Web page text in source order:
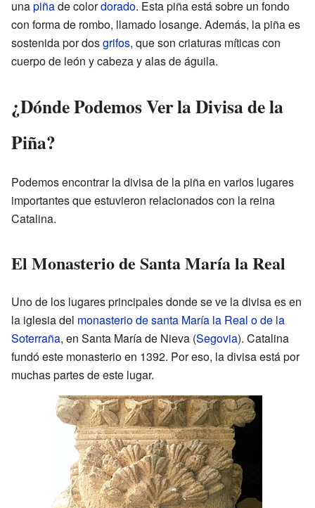
unapiñade colordorado. Esta piña está sobre un fondo
con forma de rombo, llamado losange. Además, la piña es
sostenida por dosgrifos, que son criaturas míticas con
cuerpo de león y cabeza y alas de águila.
¿Dónde Podemos Ver la Divisa de la
Piña?
Podemos encontrar la divisa de la piña en varios lugares
importantes que estuvieron relacionados con la reina
Catalina.
El Monasterio de Santa María la Real
Uno de los lugares principales donde se ve la divisa es en
la iglesia del monasterio de santa María la Real o de la
Soterraña, en Santa María de Nieva (Segovia). Catalina
fundó este monasterio en 1392. Por eso, la divisa está por
muchas partes de este lugar.